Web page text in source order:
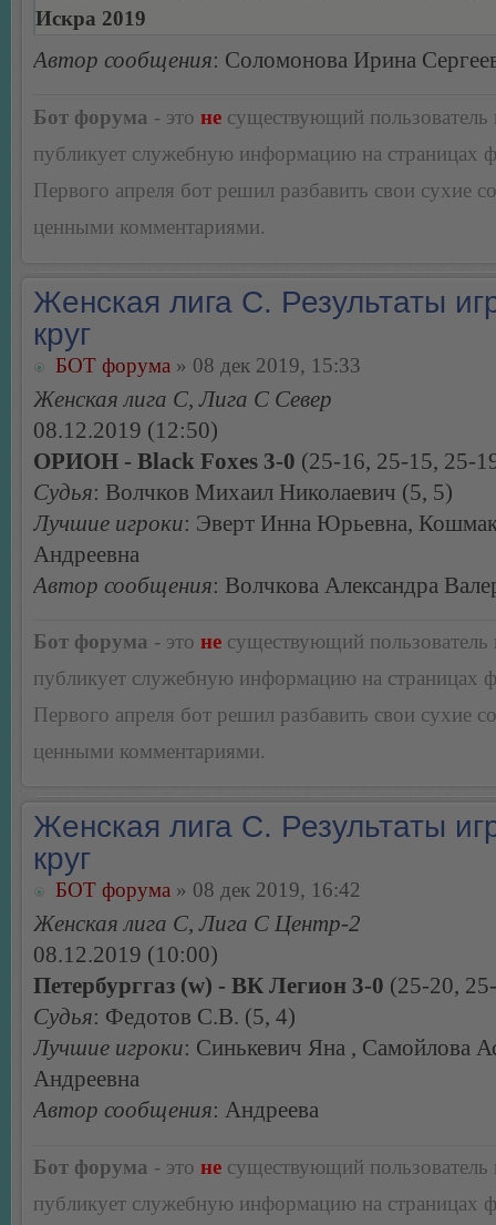
Искра 2019
Автор сообщения: Соломонова Ирина
Бот форума - это не существующий пользователь
публикует служебную информацию на страницах
Первого апреля бот решил разбавить свои сухие
ценными комментариями.
Женская лига С. Результаты
круг
БОТ форума » 08 дек 2019, 15:33
Женская лига С, Лига С Север
08.12.2019 (12:50)
ОРИОН - Black Foxes 3-0 (25-16, 25-15, 25-
Судья: Волчков Михаил Николаевич (5, 5)
Лучшие игроки: Эверт Инна Юрьевна,
Андреевна
Автор сообщения: Волчкова Александра
Бот форума - это не существующий пользователь
публикует служебную информацию на страницах
Первого апреля бот решил разбавить свои сухие
ценными комментариями.
Женская лига С. Результаты
круг
БОТ форума » 08 дек 2019, 16:42
Женская лига С, Лига С Центр-2
08.12.2019 (10:00)
Петербурггаз (w) - ВК Легион 3-0 (25-20,
Судья: Федотов С.В. (5, 4)
Лучшие игроки: Синькевич Яна , Самойлова
Андреевна
Автор сообщения: Андреева
Бот форума - это не существующий пользователь
публикует служебную информацию на страницах